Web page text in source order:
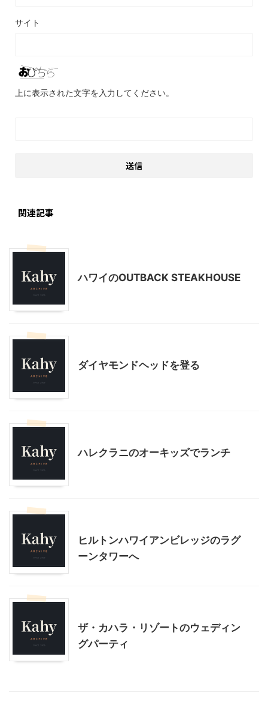
サイト
上に表示された文字を入力してください。
関連記事
ハワイのOUTBACK STEAKHOUSE
ダイヤモンドヘッドを登る
ハレクラニのオーキッズでランチ
ヒルトンハワイアンビレッジのラグ
ーンタワーへ
ザ・カハラ・リゾートのウェディン
グパーティ